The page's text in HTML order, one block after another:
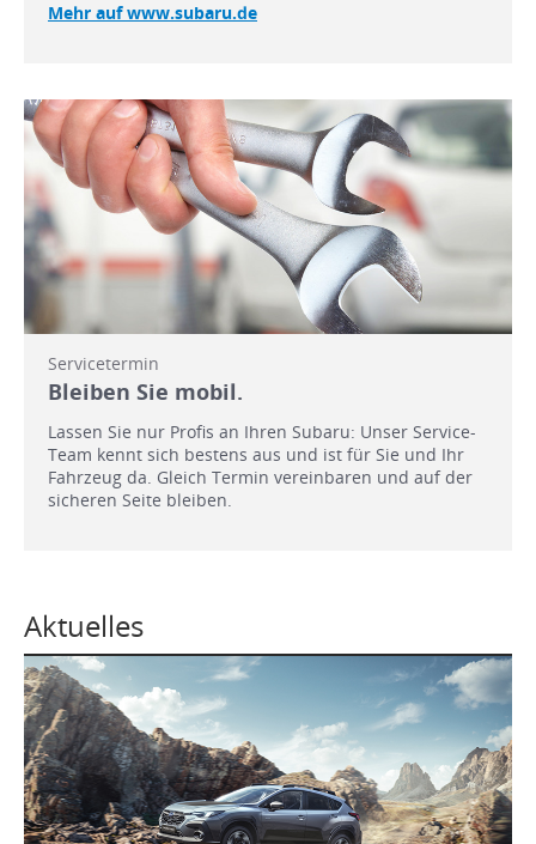
Mehr auf www.subaru.de
Servicetermin
Bleiben Sie mobil.
Lassen Sie nur Profis an Ihren Subaru: Unser Service-
Team kennt sich bestens aus und ist für Sie und Ihr
Fahrzeug da. Gleich Termin vereinbaren und auf der
sicheren Seite bleiben.
Aktuelles